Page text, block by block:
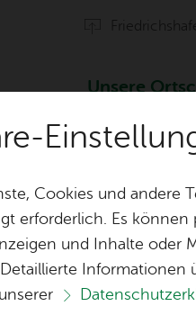
Un­se­re
Orts­vor­ste­her
Cookies und andere
erforderlich. Es
und Inhalte oder
Informationen